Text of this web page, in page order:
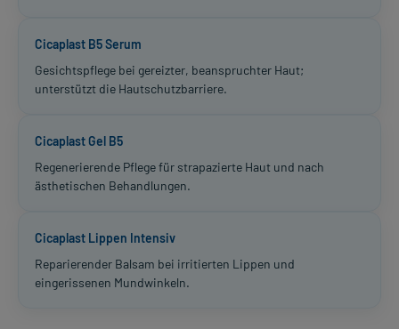
Cicaplast B5 Serum
Gesichtspflege bei gereizter, beanspruchter Haut;
unterstützt die Hautschutzbarriere.
Cicaplast Gel B5
Regenerierende Pflege für strapazierte Haut und nach
ästhetischen Behandlungen.
Cicaplast Lippen Intensiv
Reparierender Balsam bei irritierten Lippen und
eingerissenen Mundwinkeln.